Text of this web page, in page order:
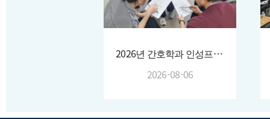
2026년 간호학과 인성프로그램 운영
2026-08-06